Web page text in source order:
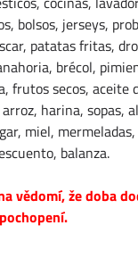
bolsos, jerseys,
patatas fritas,
brécol,
frutos secos,
harina,
miel,
balanza.
vědomí, že doba